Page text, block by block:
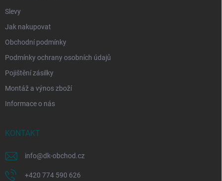
Slevy
Jak nakupovat
Obchodní podmínky
Podmínky ochrany osobních údajů
Pojištění zásilky
Montáž a výnos zboží
Informace o nás
KONTAKT
info@dk-obchod.cz
+420 774 590 626